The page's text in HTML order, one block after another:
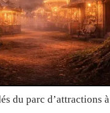
du parc d’attractions